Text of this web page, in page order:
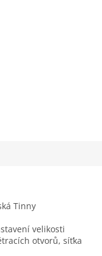
Tinny
velikosti
otvorů, síťka